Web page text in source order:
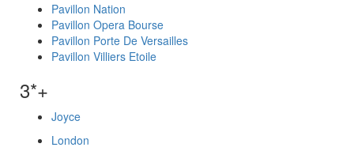
Pavillon Nation
Pavillon Opera Bourse
Pavillon Porte De Versailles
Pavillon Villiers Etoile
3*+
Joyce
London